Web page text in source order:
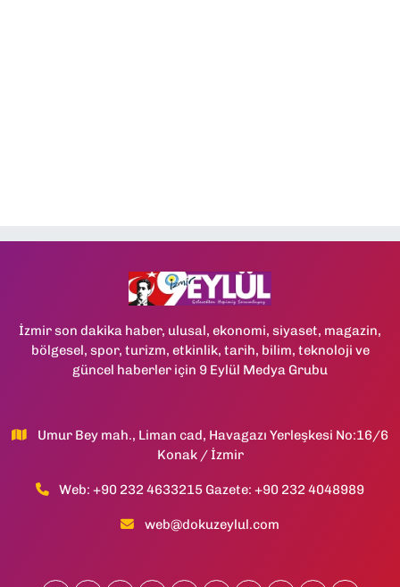
İzmir son dakika haber, ulusal, ekonomi, siyaset, magazin,
bölgesel, spor, turizm, etkinlik, tarih, bilim, teknoloji ve
güncel haberler için 9 Eylül Medya Grubu
Umur Bey mah., Liman cad, Havagazı Yerleşkesi No:16/6
Konak / İzmir
Web: +90 232 4633215 Gazete: +90 232 4048989
web@dokuzeylul.com